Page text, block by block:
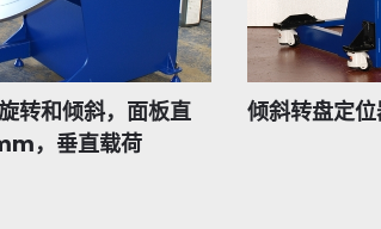
转和倾斜，面板直
，垂直载荷
倾斜转盘定